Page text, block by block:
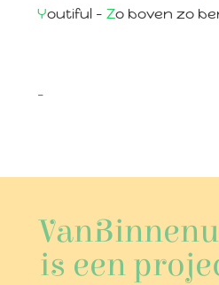
Youtiful –Zo boven zo
–
is een